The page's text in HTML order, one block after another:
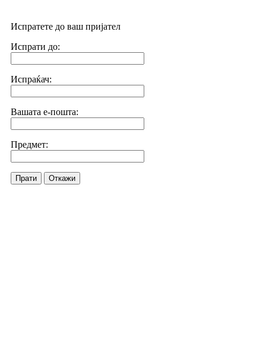
Испратете до ваш пријател
Испрати до:
Испраќач:
Вашата е-пошта:
Предмет:
Прати Откажи